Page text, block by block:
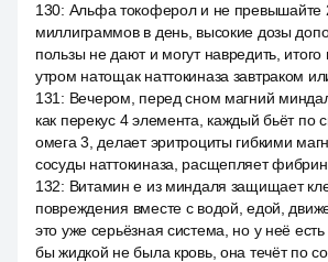
130: Альфа токоферол и не превышайте
миллиграммов в день, высокие дозы
пользы не дают и могут навредить,
утром натощак наттокиназа завтраком
131 : Вечером, перед сном магний
как перекус 4 элемента, каждый бьёт по
омега 3, делает эритроциты гибкими
сосуды наттокиназа, расщепляет фибрин.
132: Витамин е из миндаля защищает
повреждения вместе с водой, едой,
это уже серьёзная система, но у неё
бы жидкой не была кровь, она течёт по